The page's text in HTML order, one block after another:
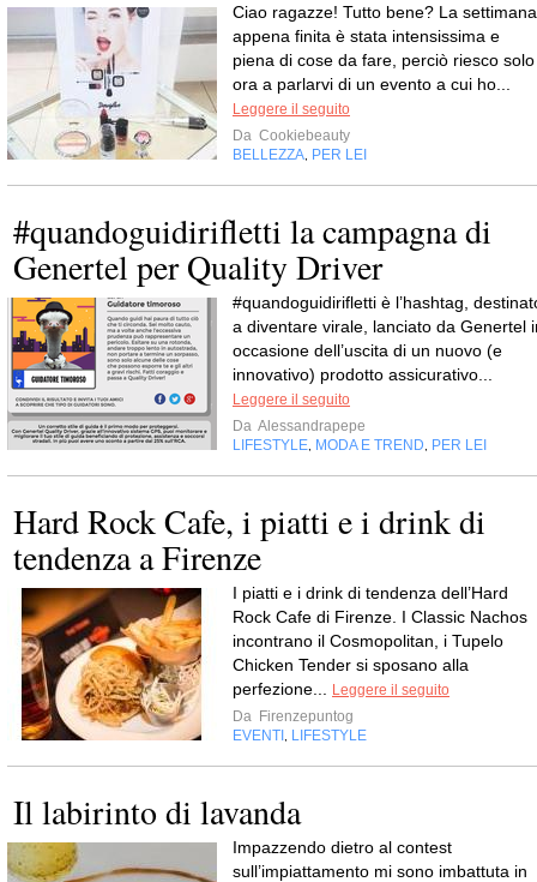
Ciao ragazze! Tutto bene? La settimana
appena finita è stata intensissima e
piena di cose da fare, perciò riesco solo
ora a parlarvi di un evento a cui ho...
Leggere il seguito
Da Cookiebeauty
BELLEZZA PER LEI
#quandoguidirifletti la campagna di
Genertel per Quality Driver
#quandoguidirifletti è l’hashtag,
a diventare virale, lanciato da Genertel
occasione dell’uscita di un nuovo (e
innovativo) prodotto assicurativo...
Leggere il seguito
Da Alessandrapepe
LIFESTYLE MODA E TREND PER LEI
Hard Rock Cafe, i piatti e i drink di
tendenza a Firenze
I piatti e i drink di tendenza dell’Hard
Rock Cafe di Firenze. I Classic Nachos
incontrano il Cosmopolitan, i Tupelo
Chicken Tender si sposano alla
perfezione...
Leggere il seguito
Da Firenzepuntog
EVENTI
LIFESTYLE
Il labirinto di lavanda
Impazzendo dietro al contest
sull’impiattamento mi sono imbattuta in